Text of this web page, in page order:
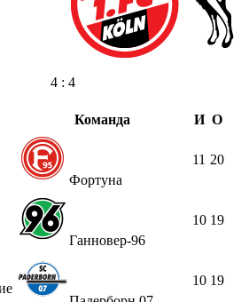
4 : 4
Команда И О
Фортуна
11 20
Ганновер-96
10 19
10 19